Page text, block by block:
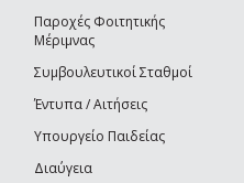
e-mail)
Παροχές Φοιτητικής
Μέριμνας
Συμβουλευτικοί Σταθμοί
Έντυπα / Αιτήσεις
Υπουργείο Παιδείας
Διαύγεια